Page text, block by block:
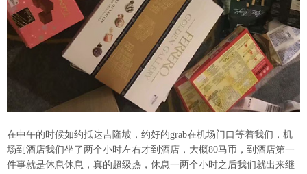
在中午的时候如约抵达吉隆坡，约好的grab在机场门口等着我们，机
场到酒店我们坐了两个小时左右才到酒店，大概80马币，到酒店第一
件事就是休息休息，真的超级热，休息一两个小时之后我们就出来继